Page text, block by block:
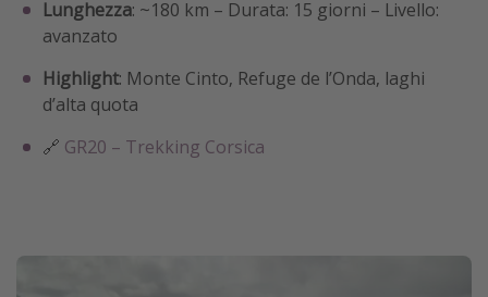
Lunghezza: ~180 km – Durata: 15 giorni – Livello:
avanzato
Highlight: Monte Cinto, Refuge de l’Onda, laghi
d’alta quota
🔗 GR20 – Trekking Corsica